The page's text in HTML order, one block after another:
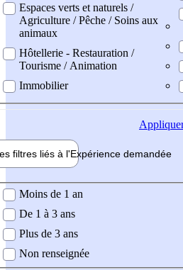
Espaces verts et naturels /
Agriculture / Pêche / Soins aux
animaux
Hôtellerie - Restauration /
Tourisme / Animation
Immobilier
filtres liés à l'Expérience demandée
demandée
Moins de 1 an
De 1 à 3 ans
Plus de 3 ans
Non renseignée